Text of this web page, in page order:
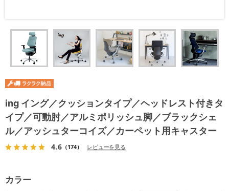
ing イング／クッションタイプ／ヘッドレスト付きタ
イプ／可動肘／アルミポリッシュ脚／ブラックシェ
ル／アッシュターコイズ／カーペット用キャスター
4.6（174） レビューを見る
カラー